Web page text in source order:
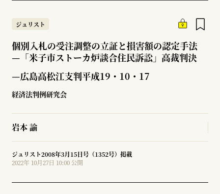
ジュリスト
個別入札の受注調整の立証と損害額の認定手法
— 「米子市ストーカ炉談合住民訴訟」高裁判決
—広島高松江支判平成19・10・17
経済法判例研究会
岩本 諭
ジュリスト2008年3月15日号（1352号）掲載
2022年 10月27日 10:00 公開